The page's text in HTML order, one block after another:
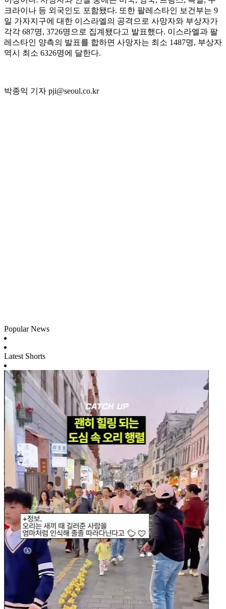
크라이나 등 외국인도 포함됐다. 또한 팔레스타인 보건부는 9
일 가자지구에 대한 이스라엘의 공격으로 사망자와 부상자가
각각 687명, 3726명으로 집계됐다고 발표했다. 이스라엘과 팔
레스타인 양측의 발표를 합하면 사망자는 최소 1487명, 부상자
역시 최소 6326명에 달한다.
박종익 기자 pji@seoul.co.kr
Popular News
Latest Shorts